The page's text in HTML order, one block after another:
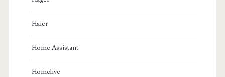
Haier
Home Assistant
Homelive